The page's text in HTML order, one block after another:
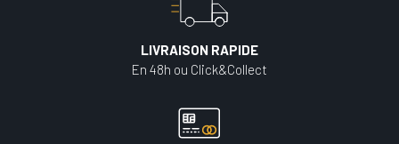
LIVRAISON RAPIDE
En 48h ou Click&Collect